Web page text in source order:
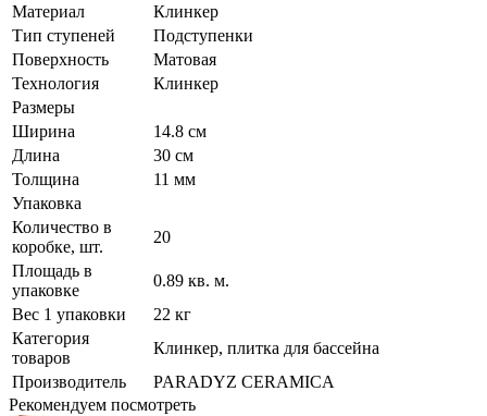
Материал
Клинкер
Тип ступеней
Подступенки
Поверхность
Матовая
Технология
Клинкер
Размеры
Ширина
14.8 см
Длина
30 см
Толщина
11 мм
Упаковка
Количество в
коробке, шт.
20
Площадь в
упаковке
0.89 кв. м.
Вес 1 упаковки
22 кг
Категория
товаров
Клинкер, плитка для бассейна
Производитель
PARADYZ CERAMICA
Рекомендуем посмотреть